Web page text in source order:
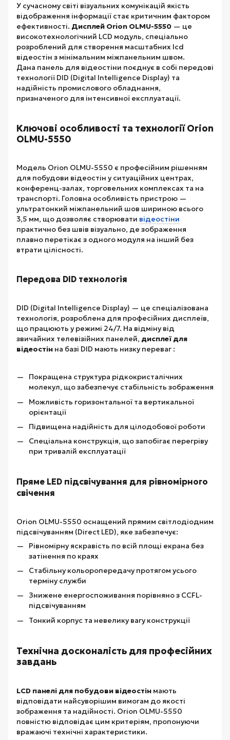
У сучасному світі візуальних комунікацій якість
відображення інформації стає критичним фактором
ефективності. Дисплей Orion OLMU-5550 — це
високотехнологічний LCD модуль, спеціально
розроблений для створення масштабних lcd
відеостін з мінімальним міжпанельним швом.
Дана панель для відеостіни поєднує в собі передові
технології DID (Digital Intelligence Display) та
надійність промислового обладнання,
призначеного для інтенсивної експлуатації.
Ключові особливості та технології Orion
OLMU-5550
Модель Orion OLMU-5550 є професійним рішенням
для побудови відеостін у ситуаційних центрах,
конференц-залах, торговельних комплексах та на
транспорті. Головна особливість пристрою —
ультратонкий міжпанельний шов шириною всього
3,5 мм, що дозволяє створювати відеостіни
практично без швів візуально, де зображення
плавно перетікає з одного модуля на інший без
втрати цілісності.
Передова DID технологія
DID (Digital Intelligence Display) — це спеціалізована
технологія, розроблена для професійних дисплеїв,
що працюють у режимі 24/7. На відміну від
звичайних телевізійних панелей, дисплеї для
відеостін на базі DID мають низку переваг :
Покращена структура рідкокристалічних
молекул, що забезпечує стабільність зображення
Можливість горизонтальної та вертикальної
орієнтації
Підвищена надійність для цілодобової роботи
Спеціальна конструкція, що запобігає перегріву
при тривалій експлуатації
Пряме LED підсвічування для рівномірного
свічення
Orion OLMU-5550 оснащений прямим світлодіодним
підсвічуванням (Direct LED), яке забезпечує:
Рівномірну яскравість по всій площі екрана без
затінення по краях
Стабільну кольоропередачу протягом усього
терміну служби
Знижене енергоспоживання порівняно з CCFL-
підсвічуванням
Тонкий корпус та невелику вагу конструкції
Технічна досконалість для професійних
завдань
LCD панелі для побудови відеостін мають
відповідати найсуворішим вимогам до якості
зображення та надійності. Orion OLMU-5550
повністю відповідає цим критеріям, пропонуючи
вражаючі технічні характеристики.